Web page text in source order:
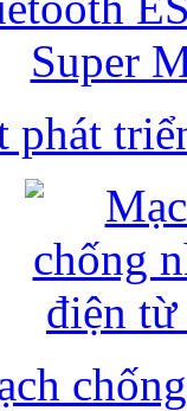
phát